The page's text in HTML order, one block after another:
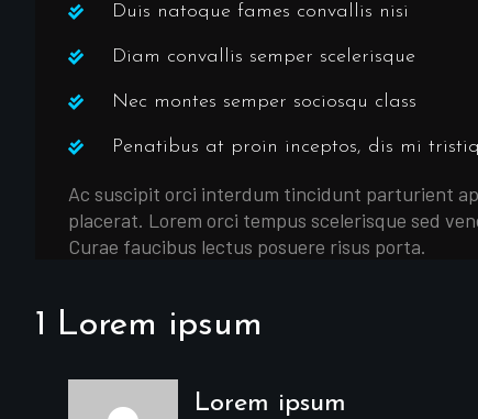
Duis natoque fames convallis nisi
Diam convallis semper scelerisque
Nec montes semper sociosqu class
Penatibus at proin inceptos, dis mi
Ac suscipit orci interdum tincidunt parturient
placerat. Lorem orci tempus scelerisque sed
Curae faucibus lectus posuere risus porta.
1 Lorem ipsum
Lorem ipsum